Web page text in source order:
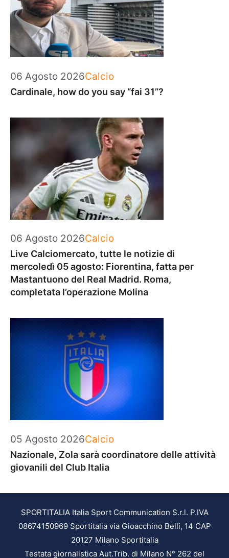
06 Agosto 2026Categorie
Calcio
Cardinale, how do you say “fai 31”?
06 Agosto 2026Categorie
Calcio
Live Calciomercato, tutte le notizie di
mercoledì 05 agosto: Fiorentina, fatta per
Mastantuono del Real Madrid. Roma,
completata l’operazione Molina
05 Agosto 2026Categorie
Calcio
Nazionale, Zola sarà coordinatore delle attività
giovanili del Club Italia
SPORTITALIA Italia Sport Communication S.r.l. P.IVA
08674150969 Sportitalia via Gioacchino Belli, 14 CAP
20127 Milano Sportitalia
Testata giornalistica Aut.Trib. di Milano N° 262 del